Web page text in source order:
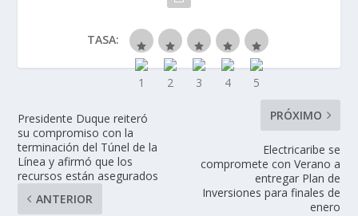
TASA:
Presidente Duque reiteró
su compromiso con la
terminación del Túnel de la
Línea y afirmó que los
recursos están asegurados
ANTERIOR
PRÓXIMO
Electricaribe se
compromete con Verano a
entregar Plan de
Inversiones para finales de
enero